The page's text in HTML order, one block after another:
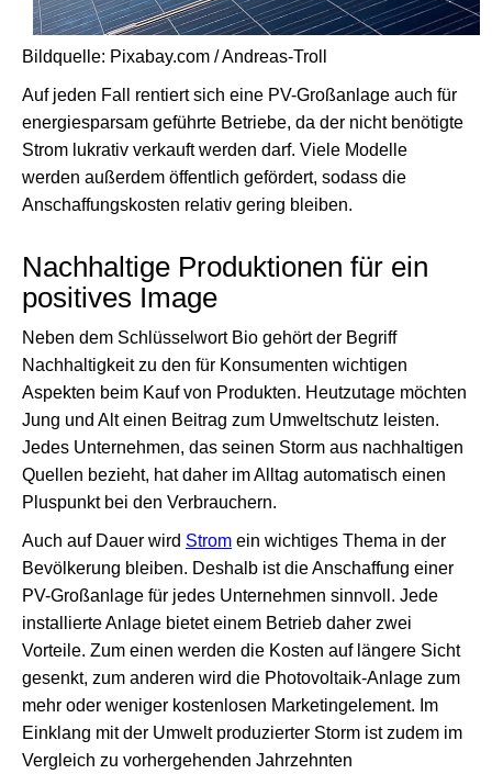
Bildquelle: Pixabay.com / Andreas-Troll
Auf jeden Fall rentiert sich eine PV-Großanlage auch für
energiesparsam geführte Betriebe, da der nicht benötigte
Strom lukrativ verkauft werden darf. Viele Modelle
werden außerdem öffentlich gefördert, sodass die
Anschaffungskosten relativ gering bleiben.
Nachhaltige Produktionen für ein
positives Image
Neben dem Schlüsselwort Bio gehört der Begriff
Nachhaltigkeit zu den für Konsumenten wichtigen
Aspekten beim Kauf von Produkten. Heutzutage möchten
Jung und Alt einen Beitrag zum Umweltschutz leisten.
Jedes Unternehmen, das seinen Storm aus nachhaltigen
Quellen bezieht, hat daher im Alltag automatisch einen
Pluspunkt bei den Verbrauchern.
Auch auf Dauer wird Strom ein wichtiges Thema in der
Bevölkerung bleiben. Deshalb ist die Anschaffung einer
PV-Großanlage für jedes Unternehmen sinnvoll. Jede
installierte Anlage bietet einem Betrieb daher zwei
Vorteile. Zum einen werden die Kosten auf längere Sicht
gesenkt, zum anderen wird die Photovoltaik-Anlage zum
mehr oder weniger kostenlosen Marketingelement. Im
Einklang mit der Umwelt produzierter Storm ist zudem im
Vergleich zu vorhergehenden Jahrzehnten